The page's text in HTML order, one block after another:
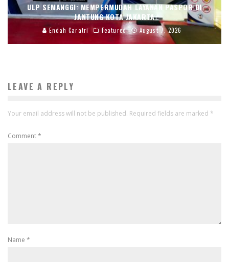
ULP SEMANGGI: MEMPERMUDAH LAYANAN PASPOR DI
JANTUNG KOTA JAKARTA
Endah Caratri Featured August 7, 2026
LEAVE A REPLY
Your email address will not be published. Required fields are marked *
Comment*
Name *